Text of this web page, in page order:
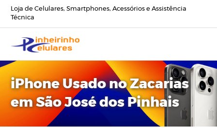
Loja de Celulares, Smartphones, Acessórios e Assistência
Técnica
iPhone Usado no Zacarias
em São José dos Pinhais